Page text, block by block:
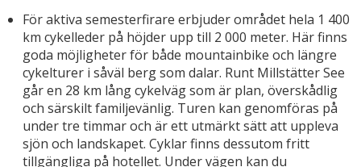
För aktiva semesterfirare erbjuder området hela 1 400
km cykelleder på höjder upp till 2 000 meter. Här finns
goda möjligheter för både mountainbike och längre
cykelturer i såväl berg som dalar. Runt Millstätter See
går en 28 km lång cykelväg som är plan, överskådlig
och särskilt familjevänlig. Turen kan genomföras på
under tre timmar och är ett utmärkt sätt att uppleva
sjön och landskapet. Cyklar finns dessutom fritt
tillgängliga på hotellet. Under vägen kan du